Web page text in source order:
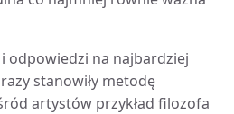
odpowiedzi na najbardziej
stanowiły metodę
artystów przykład filozofa